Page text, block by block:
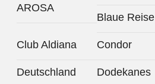
AROSA
Blaue Reise
Club Aldiana Condor
Deutschland Dodekanes